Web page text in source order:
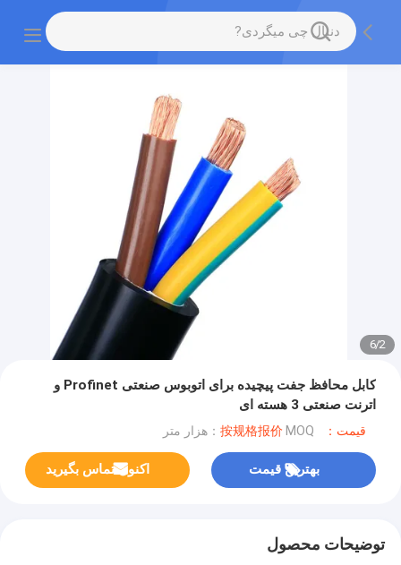
2
/
6
کابل محافظ جفت پیچیده برای اتوبوس صنعتی Profinet و
اترنت صنعتی 3 هسته ای
قیمت：按规格报价 MOQ：هزار متر
بهترین قیمت اکنون تماس بگیرید
توضیحات محصول